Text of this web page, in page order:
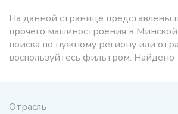
На данной странице представлены
прочего машиностроения в
поиска по нужному региону или
воспользуйтесь фильтром.
Отрасль